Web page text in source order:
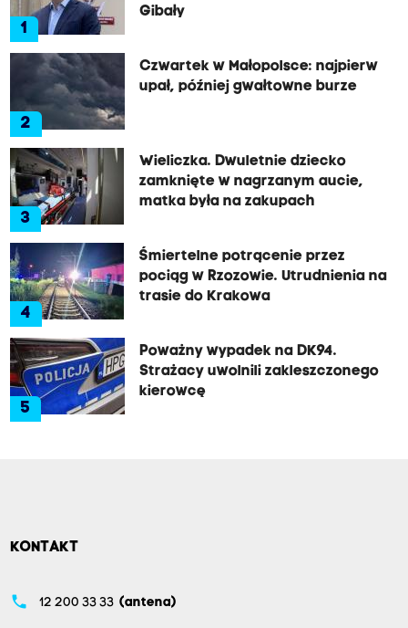
1
Gibały
2
Czwartek w Małopolsce: najpierw
upał, później gwałtowne burze
3
Wieliczka. Dwuletnie dziecko
zamknięte w nagrzanym aucie,
matka była na zakupach
4
Śmiertelne potrącenie przez
pociąg w Rzozowie. Utrudnienia na
trasie do Krakowa
5
Poważny wypadek na DK94.
Strażacy uwolnili zakleszczonego
kierowcę
KONTAKT
phone 12 200 33 33 (antena)